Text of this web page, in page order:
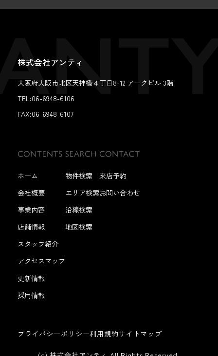
株式会社アンティ
大阪府大阪市北区天神橋４丁目8-12 アークビル 3階
TEL:06-6948-6106
FAX:06-6948-6107
ホーム
会社概要
事業内容
店舗情報
スタッフ紹介
アクセスマップ
更新情報
採用情報
物件検索
エリア検索
沿線検索
地図検索
来店予約
お問い合わせ
プライバシーポリシー利用規約サイトマップ